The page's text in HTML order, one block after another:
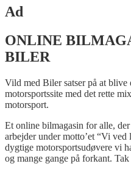
Ad
ONLINE
BILER
Vild med Biler satser på at
motorsportssite med det rette
motorsport.
Et online bilmagasin for alle,
arbejder under motto’et “Vi
dygtige motorsportsudøvere vi
og mange gange på forkant.